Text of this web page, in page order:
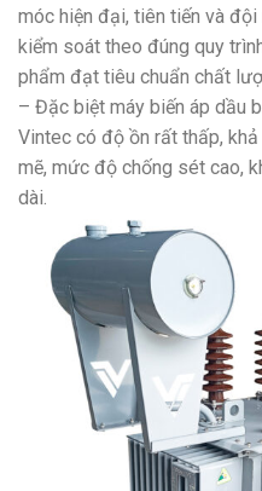
móc hiện đại, tiên tiến và
kiểm soát theo đúng quy
phẩm đạt tiêu chuẩn chất
– Đặc biệt máy biến áp dầu
Vintec có độ ồn rất thấp,
mẽ, mức độ chống sét cao,
dài.